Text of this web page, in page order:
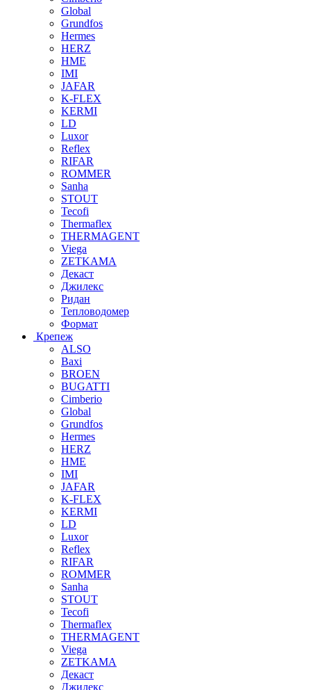
Global
Grundfos
Hermes
HERZ
HME
IMI
JAFAR
K-FLEX
KERMI
LD
Luxor
Reflex
RIFAR
ROMMER
Sanha
STOUT
Tecofi
Thermaflex
THERMAGENT
Viega
ZETKAMA
Декаст
Джилекс
Ридан
Тепловодомер
Формат
Крепеж
ALSO
Baxi
BROEN
BUGATTI
Cimberio
Global
Grundfos
Hermes
HERZ
HME
IMI
JAFAR
K-FLEX
KERMI
LD
Luxor
Reflex
RIFAR
ROMMER
Sanha
STOUT
Tecofi
Thermaflex
THERMAGENT
Viega
ZETKAMA
Декаст
Джилекс